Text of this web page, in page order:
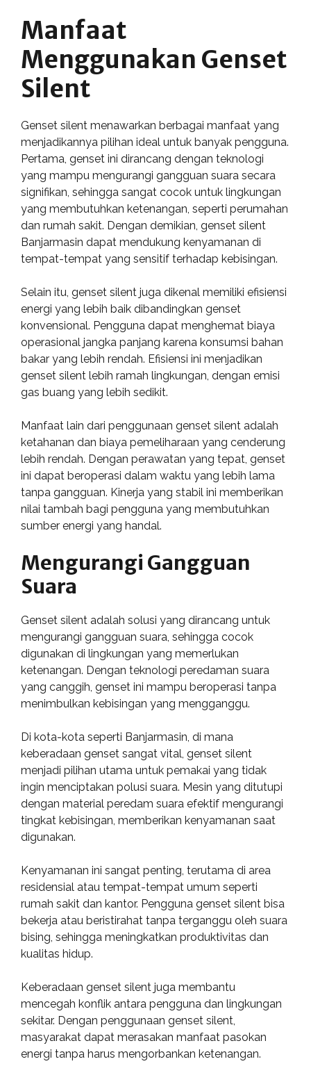
Manfaat
Menggunakan Genset
Silent
Genset silent menawarkan berbagai manfaat yang
menjadikannya pilihan ideal untuk banyak pengguna.
Pertama, genset ini dirancang dengan teknologi
yang mampu mengurangi gangguan suara secara
signifikan, sehingga sangat cocok untuk lingkungan
yang membutuhkan ketenangan, seperti perumahan
dan rumah sakit. Dengan demikian, genset silent
Banjarmasin dapat mendukung kenyamanan di
tempat-tempat yang sensitif terhadap kebisingan.
Selain itu, genset silent juga dikenal memiliki efisiensi
energi yang lebih baik dibandingkan genset
konvensional. Pengguna dapat menghemat biaya
operasional jangka panjang karena konsumsi bahan
bakar yang lebih rendah. Efisiensi ini menjadikan
genset silent lebih ramah lingkungan, dengan emisi
gas buang yang lebih sedikit.
Manfaat lain dari penggunaan genset silent adalah
ketahanan dan biaya pemeliharaan yang cenderung
lebih rendah. Dengan perawatan yang tepat, genset
ini dapat beroperasi dalam waktu yang lebih lama
tanpa gangguan. Kinerja yang stabil ini memberikan
nilai tambah bagi pengguna yang membutuhkan
sumber energi yang handal.
Mengurangi Gangguan
Suara
Genset silent adalah solusi yang dirancang untuk
mengurangi gangguan suara, sehingga cocok
digunakan di lingkungan yang memerlukan
ketenangan. Dengan teknologi peredaman suara
yang canggih, genset ini mampu beroperasi tanpa
menimbulkan kebisingan yang mengganggu.
Di kota-kota seperti Banjarmasin, di mana
keberadaan genset sangat vital, genset silent
menjadi pilihan utama untuk pemakai yang tidak
ingin menciptakan polusi suara. Mesin yang ditutupi
dengan material peredam suara efektif mengurangi
tingkat kebisingan, memberikan kenyamanan saat
digunakan.
Kenyamanan ini sangat penting, terutama di area
residensial atau tempat-tempat umum seperti
rumah sakit dan kantor. Pengguna genset silent bisa
bekerja atau beristirahat tanpa terganggu oleh suara
bising, sehingga meningkatkan produktivitas dan
kualitas hidup.
Keberadaan genset silent juga membantu
mencegah konflik antara pengguna dan lingkungan
sekitar. Dengan penggunaan genset silent,
masyarakat dapat merasakan manfaat pasokan
energi tanpa harus mengorbankan ketenangan.